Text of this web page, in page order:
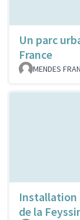
Un parc
France
MENDES
Installation
de la